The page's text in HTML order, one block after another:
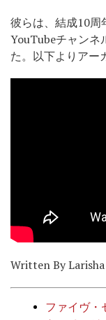
彼らは、結成10周
YouTubeチャンネ
た。以下よりアー
Written By
ファイヴ・